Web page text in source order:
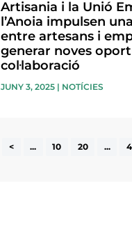
Artisania i la Unió
l’Anoia impulsen
entre artesans i
generar noves
col·laboració
JUNY 3, 2025| NOTÍCIES
< ... 10 20 ...